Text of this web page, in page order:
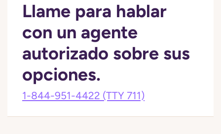
Llame para hablar
con un agente
autorizado sobre sus
opciones.
1-844-951-4422 (TTY 711)